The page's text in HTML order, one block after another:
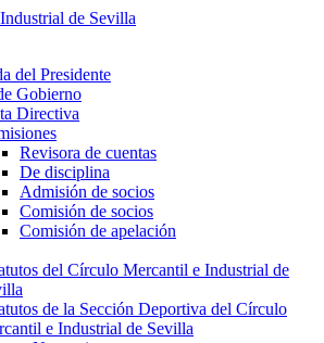
del Presidente
Gobierno
Directiva
Revisora de cuentas
De disciplina
Admisión de socios
Comisión de socios
Comisión de apelación
del Círculo Mercantil e Industrial de
de la Sección Deportiva del Círculo
e Industrial de Sevilla